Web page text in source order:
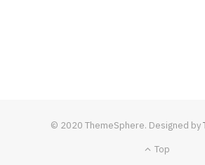
© 2020 ThemeSphere. Designed by
Top